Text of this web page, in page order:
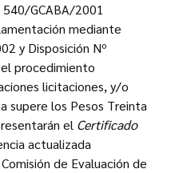
GCABA/2001
mediante
y Disposición Nº
procedimiento
licitaciones, y/o
supere los Pesos Treinta
el Certificado
actualizada
de Evaluación de